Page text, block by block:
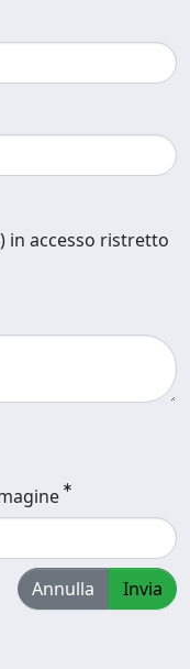
in accesso ristretto
Annulla Invia